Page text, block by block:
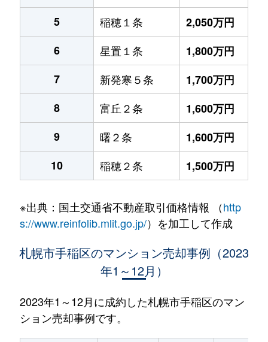
5
稲穂１条
2,050万円
6
星置１条
1,800万円
7
新発寒５条
1,700万円
8
富丘２条
1,600万円
9
曙２条
1,600万円
10
稲穂２条 1,500万円
※出典：国土交通省不動産取引価格情報 （http
s://www.reinfolib.mlit.go.jp/）を加工して作成
札幌市手稲区のマンション売却事例（2023
年1～12月）
2023年1～12月に成約した札幌市手稲区のマン
ション売却事例です。